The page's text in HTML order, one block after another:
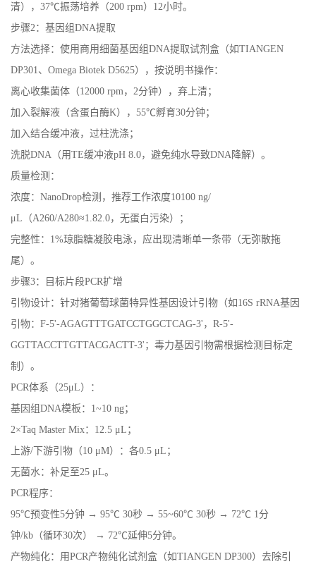
清），37℃振荡培养（200 rpm）12小时。
步骤2：基因组DNA提取
方法选择：使用商用细菌基因组DNA提取试剂盒（如TIANGEN
DP301、Omega Biotek D5625），按说明书操作：
离心收集菌体（12000 rpm，2分钟），弃上清；
加入裂解液（含蛋白酶K），55℃孵育30分钟；
加入结合缓冲液，过柱洗涤；
洗脱DNA（用TE缓冲液pH 8.0，避免纯水导致DNA降解）。
质量检测：
浓度：NanoDrop检测，推荐工作浓度10100 ng/
μL（A260/A280≈1.82.0，无蛋白污染）；
完整性：1%琼脂糖凝胶电泳，应出现清晰单一条带（无弥散拖
尾）。
步骤3：目标片段PCR扩增
引物设计：针对猪葡萄球菌特异性基因设计引物（如16S rRNA基因
引物：F-5'-AGAGTTTGATCCTGGCTCAG-3'，R-5'-
GGTTACCTTGTTACGACTT-3'；毒力基因引物需根据检测目标定
制）。
PCR体系（25μL）：
基因组DNA模板：1~10 ng；
2×Taq Master Mix：12.5 μL；
上游/下游引物（10 μM）：各0.5 μL；
无菌水：补足至25 μL。
PCR程序：
95℃预变性5分钟 → 95℃ 30秒 → 55~60℃ 30秒 → 72℃ 1分
钟/kb（循环30次） → 72℃延伸5分钟。
产物纯化：用PCR产物纯化试剂盒（如TIANGEN DP300）去除引